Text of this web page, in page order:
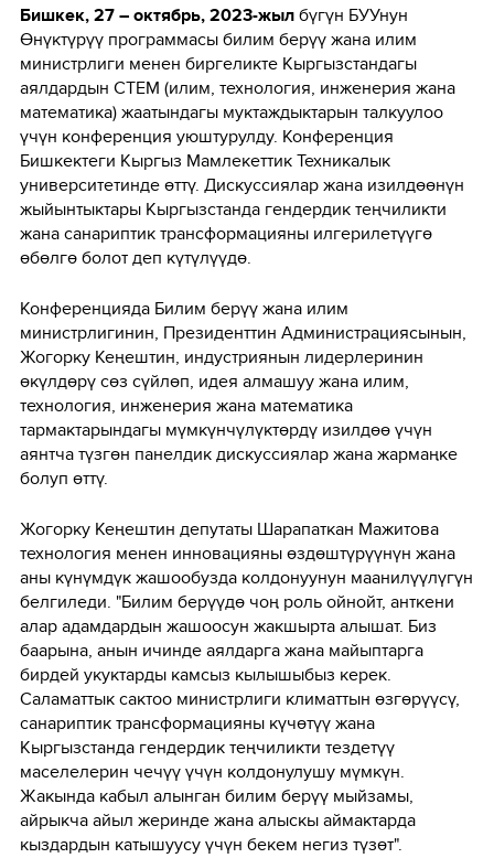
Бишкек, 27 – октябрь, 2023-жылбүгүн БУУнун
Өнүктүрүү программасы билим берүү жана илим
министрлиги менен биргеликте Кыргызстандагы
аялдардын СТЕМ (илим, технология, инженерия жана
математика) жаатындагы муктаждыктарын талкуулоо
үчүн конференция уюштурулду. Конференция
Бишкектеги Кыргыз Мамлекеттик Техникалык
университетинде өттү. Дискуссиялар жана изилдөөнүн
жыйынтыктары Кыргызстанда гендердик теңчиликти
жана санариптик трансформацияны илгерилетүүгө
өбөлгө болот деп күтүлүүдө.
Конференцияда Билим берүү жана илим
министрлигинин, Президенттин Администрациясынын,
Жогорку Кеңештин, индустриянын лидерлеринин
өкүлдөрү сөз сүйлөп, идея алмашуу жана илим,
технология, инженерия жана математика
тармактарындагы мүмкүнчүлүктөрдү изилдөө үчүн
аянтча түзгөн панелдик дискуссиялар жана жармаңке
болуп өттү.
Жогорку Кеңештин депутаты Шарапаткан Мажитова
технология менен инновацияны өздөштүрүүнүн жана
аны күнүмдүк жашообузда колдонуунун маанилүүлүгүн
белгиледи. "Билим берүүдө чоң роль ойнойт, анткени
алар адамдардын жашоосун жакшырта алышат. Биз
баарына, анын ичинде аялдарга жана майыптарга
бирдей укуктарды камсыз кылышыбыз керек.
Саламаттык сактоо министрлиги климаттын өзгөрүүсү,
санариптик трансформацияны күчөтүү жана
Кыргызстанда гендердик теңчиликти тездетүү
маселелерин чечүү үчүн колдонулушу мүмкүн.
Жакында кабыл алынган билим берүү мыйзамы,
айрыкча айыл жеринде жана алыскы аймактарда
кыздардын катышуусу үчүн бекем негиз түзөт".